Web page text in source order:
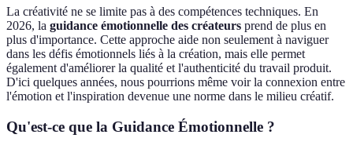
La créativité ne se limite pas à des compétences techniques. En
2026, la guidance émotionnelle des créateurs prend de plus en
plus d'importance. Cette approche aide non seulement à naviguer
dans les défis émotionnels liés à la création, mais elle permet
également d'améliorer la qualité et l'authenticité du travail produit.
D'ici quelques années, nous pourrions même voir la connexion entre
l'émotion et l'inspiration devenue une norme dans le milieu créatif.
Qu'est-ce que la Guidance Émotionnelle ?